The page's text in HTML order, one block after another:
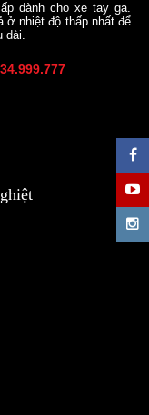
dành cho xe tay ga.
ở nhiệt độ thấp nhất để
dài.